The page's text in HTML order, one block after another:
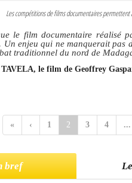
Les compétitions de films documentaires permettent
le film documentaire réalisé
Un enjeu qui ne manquerait pas
traditionnel du nord de
le film de Geoffrey
« ‹ 1 2 3 4 ...
bref